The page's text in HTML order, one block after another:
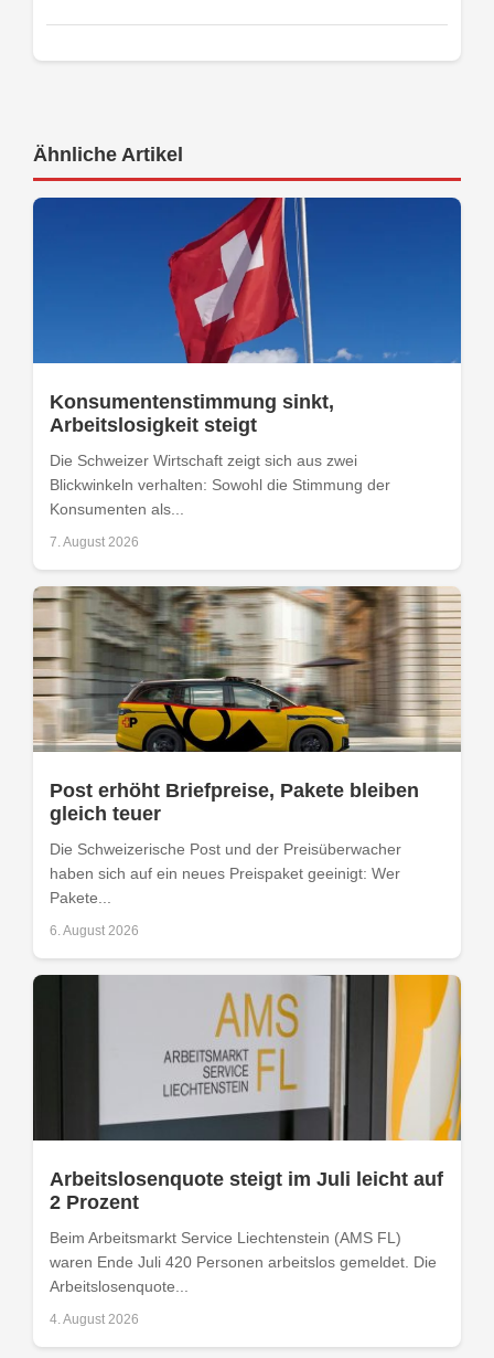
Ähnliche Artikel
Konsumentenstimmung sinkt,
Arbeitslosigkeit steigt
Die Schweizer Wirtschaft zeigt sich aus zwei
Blickwinkeln verhalten: Sowohl die Stimmung der
Konsumenten als...
7. August 2026
Post erhöht Briefpreise, Pakete bleiben
gleich teuer
Die Schweizerische Post und der Preisüberwacher
haben sich auf ein neues Preispaket geeinigt: Wer
Pakete...
6. August 2026
Arbeitslosenquote steigt im Juli leicht auf
2 Prozent
Beim Arbeitsmarkt Service Liechtenstein (AMS FL)
waren Ende Juli 420 Personen arbeitslos gemeldet. Die
Arbeitslosenquote...
4. August 2026